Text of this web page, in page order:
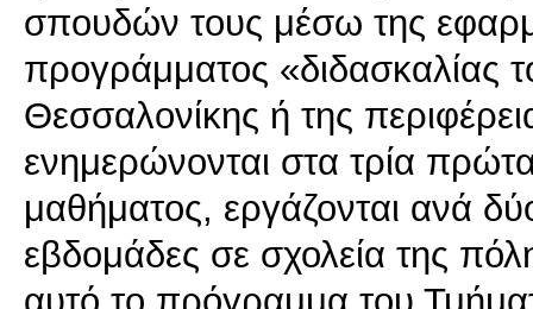
σπουδών τους μέσω της
προγράμματος «διδασκαλίας
Θεσσαλονίκης ή της
ενημερώνονται στα τρία
μαθήματος, εργάζονται ανά
εβδομάδες σε σχολεία της